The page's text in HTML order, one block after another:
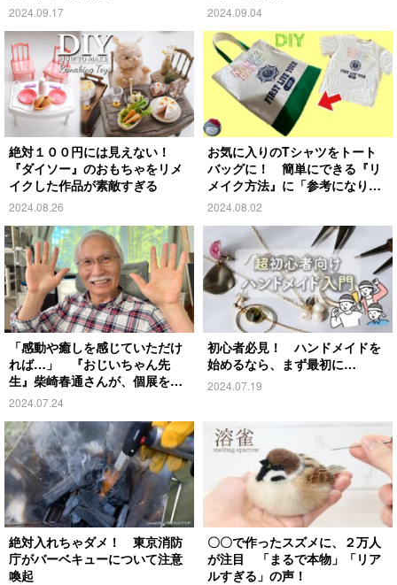
2024.09.17 2024.09.04
絶対１００円には見えない！
『ダイソー』のおもちゃをリメ
イクした作品が素敵すぎる
2024.08.26
お気に入りのTシャツをトート
バッグに！ 簡単にできる『リ
メイク方法』に「参考になりま
す」
2024.08.02
「感動や癒しを感じていただけ
れば…」 『おじいちゃん先
生』柴崎春通さんが、個展を開
催！
2024.07.24
初心者必見！ ハンドメイドを
始めるなら、まず最初に…
2024.07.19
絶対入れちゃダメ！ 東京消防
庁がバーベキューについて注意
喚起
〇〇で作ったスズメに、２万人
が注目 「まるで本物」「リア
ルすぎる」の声！